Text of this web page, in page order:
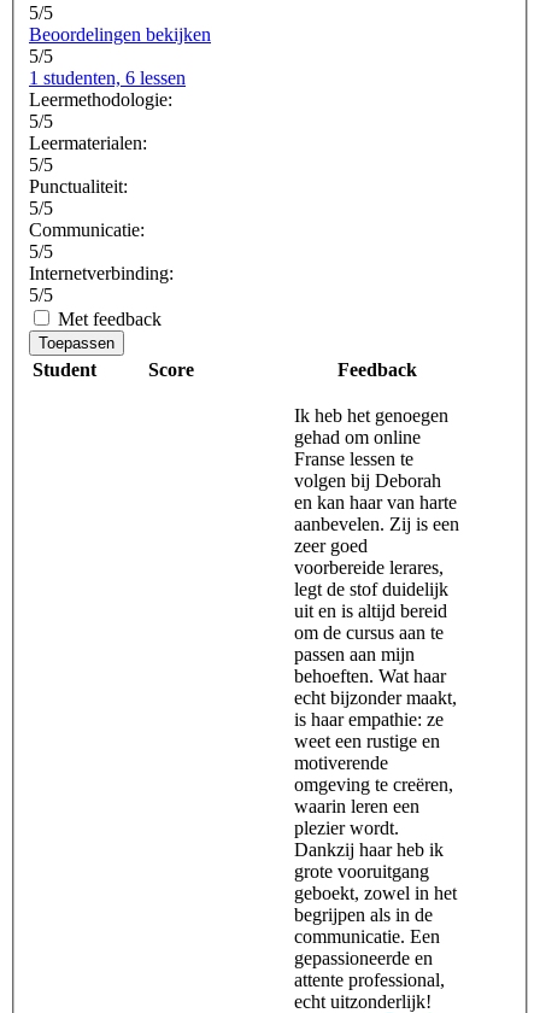
5/5
Beoordelingen bekijken
5/5
1 studenten, 6 lessen
Leermethodologie:
5/5
Leermaterialen:
5/5
Punctualiteit:
5/5
Communicatie:
5/5
Internetverbinding:
5/5
Met feedback
Toepassen
Student Score Feedback
Ik heb het genoegen
gehad om online
Franse lessen te
volgen bij Deborah
en kan haar van harte
aanbevelen. Zij is een
zeer goed
voorbereide lerares,
legt de stof duidelijk
uit en is altijd bereid
om de cursus aan te
passen aan mijn
behoeften. Wat haar
echt bijzonder maakt,
is haar empathie: ze
weet een rustige en
motiverende
omgeving te creëren,
waarin leren een
plezier wordt.
Dankzij haar heb ik
grote vooruitgang
geboekt, zowel in het
begrijpen als in de
communicatie. Een
gepassioneerde en
attente professional,
echt uitzonderlijk!